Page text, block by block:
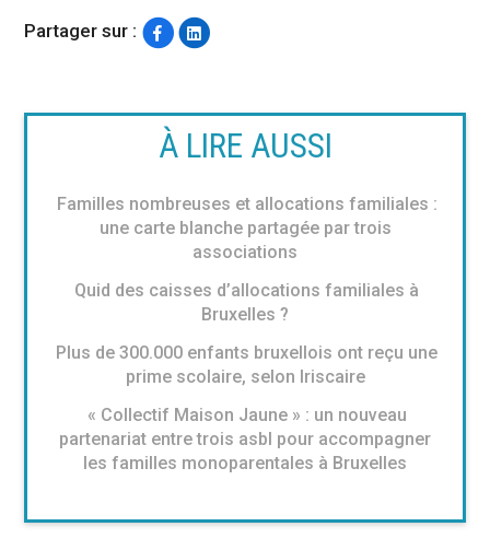
Partager sur :
À LIRE AUSSI
Familles nombreuses et allocations familiales :
une carte blanche partagée par trois
associations
Quid des caisses d’allocations familiales à
Bruxelles ?
Plus de 300.000 enfants bruxellois ont reçu une
prime scolaire, selon Iriscaire
« Collectif Maison Jaune » : un nouveau
partenariat entre trois asbl pour accompagner
les familles monoparentales à Bruxelles